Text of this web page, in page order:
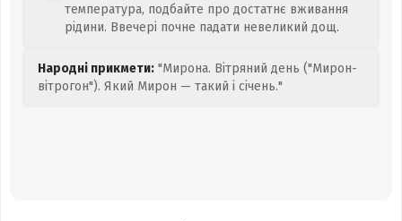
температура, подбайте про достатнє вживання
рідини. Ввечері почне падати невеликий дощ.
Народні прикмети: "Мирона. Вітряний день ("Мирон-
вітрогон"). Який Мирон — такий і січень."